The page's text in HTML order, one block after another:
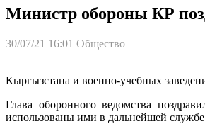
Министр обороны КР
30/07/21 16:01 Общество
Кыргызстана и военно-учебных
Глава оборонного ведомства
использованы ими в дальнейшей